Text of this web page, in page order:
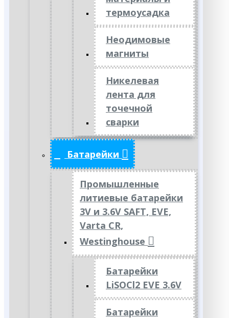
термоусадка
Неодимовые
магниты
Никелевая
лента для
точечной
сварки
Батарейки
Промышленные
литиевые батарейки
3V и 3.6V SAFT, EVE,
Varta CR,
Westinghouse
Батарейки
LiSOCl2 EVE 3.6V
Батарейки